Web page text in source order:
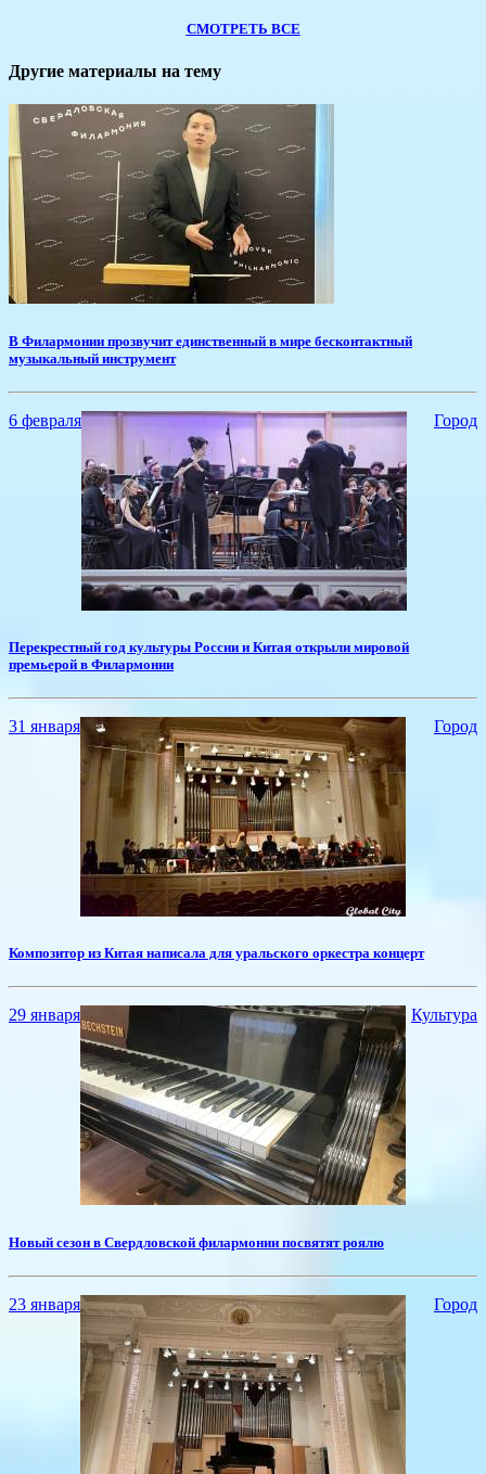
СМОТРЕТЬ ВСЕ
Другие материалы на тему
В Филармонии прозвучит единственный в мире бесконтактный
музыкальный инструмент
6 февраля Город
​Перекрестный год культуры России и Китая открыли мировой
премьерой в Филармонии
31 января Город
Композитор из Китая написала для уральского оркестра концерт
29 января Культура
​Новый сезон в Свердловской филармонии посвятят роялю
23 января Город